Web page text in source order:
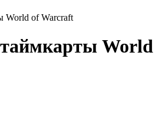
World of Warcraft